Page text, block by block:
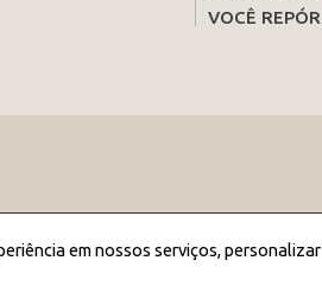
VOCÊ
em nossos serviços,